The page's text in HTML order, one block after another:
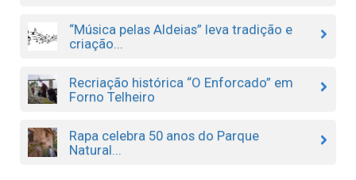
“Música pelas Aldeias” leva tradição e
criação...
Recriação histórica “O Enforcado” em
Forno Telheiro
Rapa celebra 50 anos do Parque
Natural...